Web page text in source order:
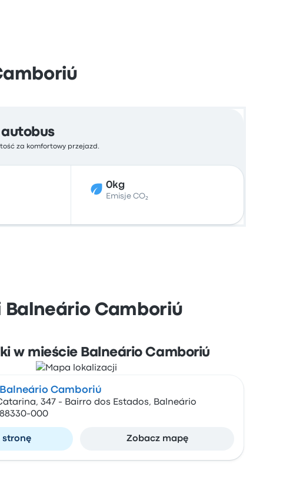
autobus
za komfortowy przejazd.
0kg
Emisje CO₂
Balneário Camboriú
w mieście Balneário Camboriú
Camboriú
347 - Bairro dos Estados, Balneário
000
stronę Zobacz mapę